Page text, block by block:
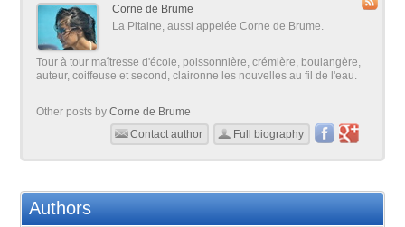
Corne de Brume
La Pitaine, aussi appelée Corne de Brume.
Tour à tour maîtresse d'école, poissonnière, crémière, boulangère,
auteur, coiffeuse et second, claironne les nouvelles au fil de l'eau.
Other posts byCorne de Brume
Contact author
Full biography
Authors